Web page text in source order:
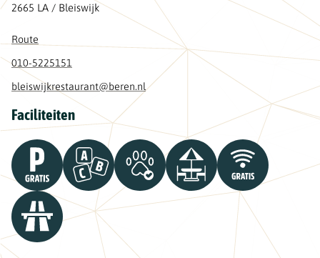
2665 LA / Bleiswijk
Route
010-5225151
bleiswijkrestaurant@beren.nl
Faciliteiten